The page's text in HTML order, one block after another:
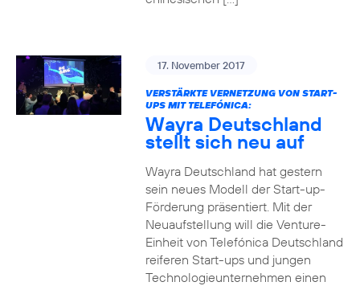
17. November 2017
VERSTÄRKTE VERNETZUNG VON START-
UPS MIT TELEFÓNICA:
Wayra Deutschland
stellt sich neu auf
Wayra Deutschland hat gestern
sein neues Modell der Start-up-
Förderung präsentiert. Mit der
Neuaufstellung will die Venture-
Einheit von Telefónica Deutschland
reiferen Start-ups und jungen
Technologieunternehmen einen